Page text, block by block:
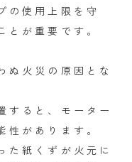
の使用上限を守
とが重要です。
ぬ火災の原因とな
すると、モーター
性があります。
た紙くずが火元に